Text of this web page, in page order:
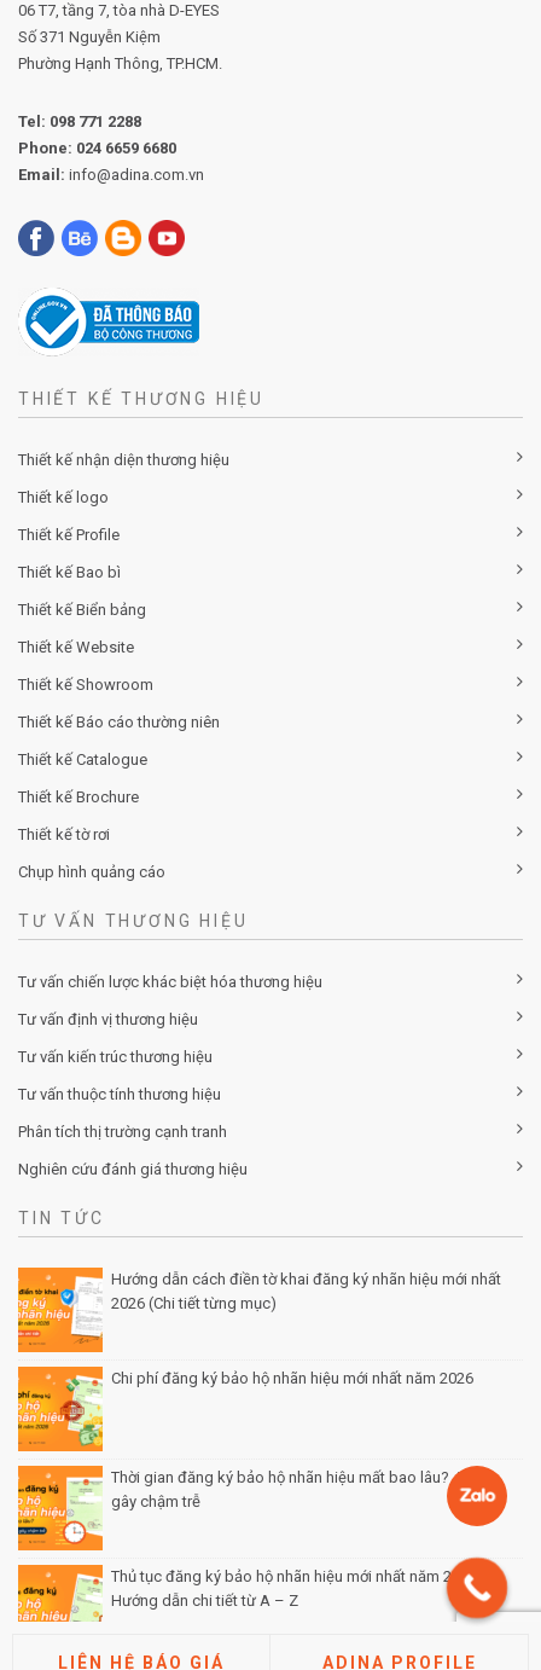
06 T7, tầng 7, tòa nhà D-EYES
Số 371 Nguyễn Kiệm
Phường Hạnh Thông, TP.HCM.
Tel: 098 771 2288
Phone: 024 6659 6680
Email: info@adina.com.vn
THIẾT KẾ THƯƠNG HIỆU
Thiết kế nhận diện thương hiệu
Thiết kế logo
Thiết kế Profile
Thiết kế Bao bì
Thiết kế Biển bảng
Thiết kế Website
Thiết kế Showroom
Thiết kế Báo cáo thường niên
Thiết kế Catalogue
Thiết kế Brochure
Thiết kế tờ rơi
Chụp hình quảng cáo
TƯ VẤN THƯƠNG HIỆU
Tư vấn chiến lược khác biệt hóa thương hiệu
Tư vấn định vị thương hiệu
Tư vấn kiến trúc thương hiệu
Tư vấn thuộc tính thương hiệu
Phân tích thị trường cạnh tranh
Nghiên cứu đánh giá thương hiệu
TIN TỨC
Hướng dẫn cách điền tờ khai đăng ký nhãn hiệu mới nhất
2026 (Chi tiết từng mục)
Chi phí đăng ký bảo hộ nhãn hiệu mới nhất năm 2026
Thời gian đăng ký bảo hộ nhãn hiệu mất bao lâu? 4 lý do
gây chậm trễ
Thủ tục đăng ký bảo hộ nhãn hiệu mới nhất năm 2026:
Hướng dẫn chi tiết từ A – Z Posted by Minh Tâm 25 Th12
LIÊN HỆ BÁO GIÁ ADINA PROFILE